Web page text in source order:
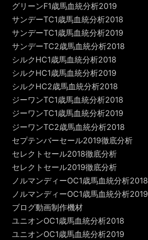
グリーンF1歳馬血統分析2019
サンデーTC1歳馬血統分析2018
サンデーTC1歳馬血統分析2019
サンデーTC2歳馬血統分析2018
シルクHC1歳馬血統分析2018
シルクHC1歳馬血統分析2019
シルクHC2歳馬血統分析2018
ジーワンTC1歳馬血統分析2018
ジーワンTC1歳馬血統分析2019
ジーワンTC2歳馬血統分析2018
セプテンバーセール2019徹底分析
セレクトセール2018徹底分析
セレクトセール2019徹底分析
ノルマンディーOC1歳馬血統分析2018
ノルマンディーOC1歳馬血統分析2019
ブログ動画制作機材
ユニオンOC1歳馬血統分析2018
ユニオンOC1歳馬血統分析2019